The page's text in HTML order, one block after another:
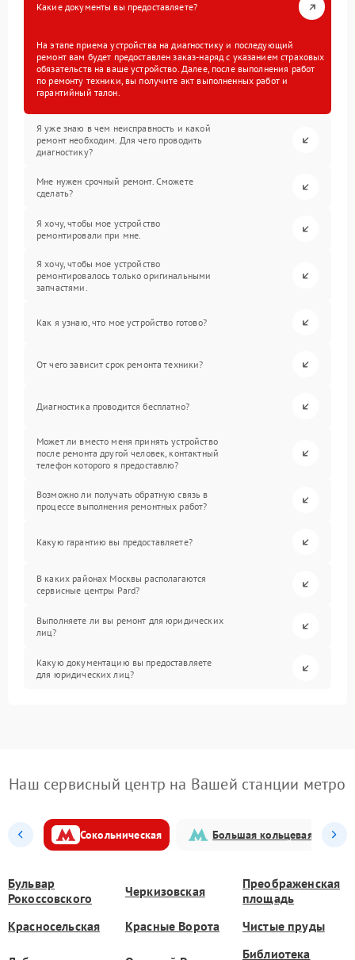
Какие документы вы предоставляете?
На этапе приема устройства на диагностику и последующий
ремонт вам будет предоставлен заказ-наряд с указанием страховых
обязательств на ваше устройство. Далее, после выполнения работ
по ремонту техники, вы получите акт выполненных работ и
гарантийный талон.
Я уже знаю в чем неисправность и какой
ремонт необходим. Для чего проводить
диагностику?
Мне нужен срочный ремонт. Сможете
сделать?
Я хочу, чтобы мое устройство
ремонтировали при мне.
Я хочу, чтобы мое устройство
ремонтировалось только оригинальными
запчастями.
Как я узнаю, что мое устройство готово?
От чего зависит срок ремонта техники?
Диагностика проводится бесплатно?
Может ли вместо меня принять устройство
после ремонта другой человек, контактный
телефон которого я предоставлю?
Возможно ли получать обратную связь в
процессе выполнения ремонтных работ?
Какую гарантию вы предоставляете?
В каких районах Москвы располагаются
сервисные центры Pard?
Выполняете ли вы ремонт для юридических
лиц?
Какую документацию вы предоставляете
для юридических лиц?
Наш сервисный центр на Вашей станции метро
Сокольническая Большая кольцевая
Бульвар
Рокоссовского
Черкизовская
Преображенская
площадь
Красносельская
Красные Ворота Чистые пруды
Библиотека